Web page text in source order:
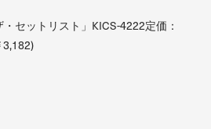
セットリスト」KICS-4222定価：
3,182)